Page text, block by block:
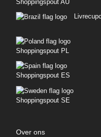
Shoppingspout AU
Shoppingspout PL
Shoppingspout ES
Shoppingspout SE
Over ons